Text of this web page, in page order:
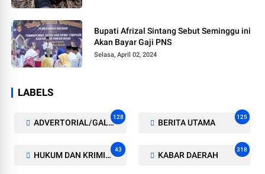
Bupati Afrizal Sintang Sebut Seminggu ini
Akan Bayar Gaji PNS
Selasa, April 02, 2024
LABELS
ADVERTORIAL/GALERI
128
BERITA UTAMA
125
HUKUM DAN KRIMINAL
43
KABAR DAERAH
318